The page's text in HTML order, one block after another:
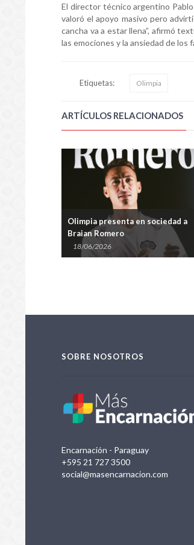
El director técnico argentino
valoró el apoyo masivo pero
cancha va a estar llena”, afirmó
las emociones y la ansiedad de los
Etiquetas: Olimpia
ARTÍCULOS RELACIONADOS
Olimpia presenta en sociedad a
Braian Romero
18/06/2026
SOBRE NOSOTROS
Encarnación - Paraguay
+595 21 727 3500
social@masencarnacion.com